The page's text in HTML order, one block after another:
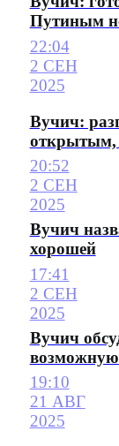
Путиным
22:04
2 СЕН
2025
Вучич:
20:52
2 СЕН
2025
Вучич
хорошей
17:41
2 СЕН
2025
Вучич
19:10
21 АВГ
2025